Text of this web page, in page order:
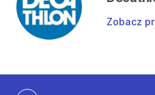
Zobacz